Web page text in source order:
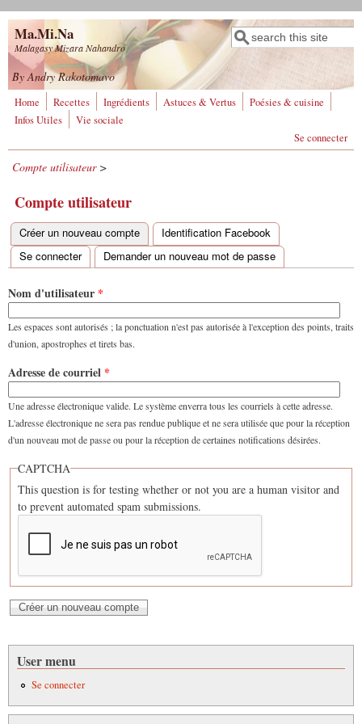
Aller au contenu principal
Ma.Mi.Na
Malagasy Mizara Nahandro
Formulaire de
recherche
Rechercher
By Andry Rakotomavo
Home Recettes Ingrédients Astuces & Vertus
Poésies & cuisine
Infos Utiles
Vie sociale
Se connecter
Compte utilisateur>
Compte utilisateur
Onglets principaux
Créer un nouveau compte (onglet actif)
Identification Facebook
Se connecter
Demander un nouveau mot de passe
Nom d'utilisateur *
Les espaces sont autorisés ; la ponctuation n'est pas autorisée à l'exception des points, traits
d'union, apostrophes et tirets bas.
Adresse de courriel *
Une adresse électronique valide. Le système enverra tous les courriels à cette adresse.
L'adresse électronique ne sera pas rendue publique et ne sera utilisée que pour la réception
d'un nouveau mot de passe ou pour la réception de certaines notifications désirées.
CAPTCHA
This question is for testing whether or not you are a human visitor and
to prevent automated spam submissions.
User menu
Se connecter